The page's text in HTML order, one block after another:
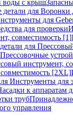
воды с крыш
детали для
для
для проверки
совместимость [1]
для
Прессовочные
инструмент,
[2XL]
Инструменты для
к аппаратам
труб
управления